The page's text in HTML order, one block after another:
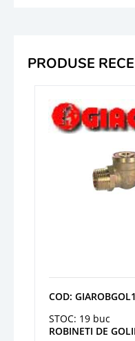
PRODUSE
COD:
STOC: 19 buc
ROBINETI DE